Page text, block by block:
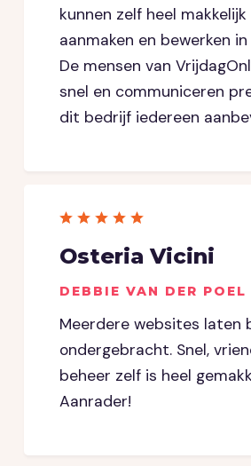
kunnen zelf heel makkelijk
aanmaken en bewerken in
De mensen van
snel en communiceren
dit bedrijf iedereen
Osteria Vicini
DEBBIE VAN DER POEL
Meerdere websites laten
ondergebracht. Snel,
beheer zelf is heel
Aanrader!